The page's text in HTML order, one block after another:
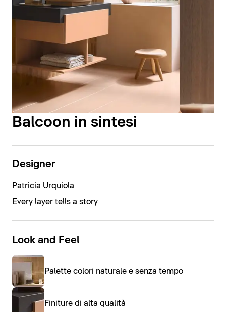
Balcoon in sintesi
Designer
Patricia Urquiola
Every layer tells a story
Look and Feel
Palette colori naturale e senza tempo
Finiture di alta qualità